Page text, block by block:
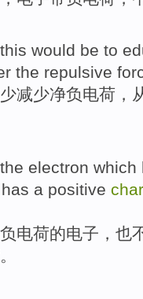
this would be to
the repulsive
减少净负电荷 ，
the electron
a positive
负电荷的电子 ，也
。